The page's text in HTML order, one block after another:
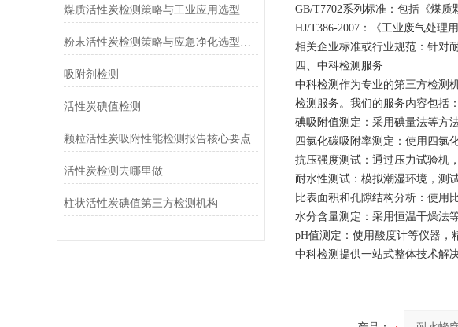
煤质活性炭检测策略与工业应用选型指南
粉末活性炭检测策略与应急净化选型指南
吸附剂检测
活性炭碘值检测
颗粒活性炭吸附性能检测报告核心要点
活性炭检测去哪里做
柱状活性炭碘值第三方检测机构
GB/T7702系列标准‌：包括《煤
HJ/T386-2007‌：《工业废气处理
相关企业标准或行业规范‌：针对
‌四、中科检测服务‌
中科检测作为专业的第三方检测
检测服务。我们的服务内容包括
碘吸附值测定‌：采用碘量法等方
四氯化碳吸附率测定‌：使用四氯
抗压强度测试‌：通过压力试验机
耐水性测试‌：模拟潮湿环境，测
比表面积和孔隙结构分析‌：使用
水分含量测定‌：采用恒温干燥法
pH值测定‌：使用酸度计等仪器，
中科检测提供一站式整体技术解